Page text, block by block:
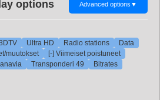
options Advanced options ▼
Ultra HD Radio stations
Data
muutokset
[-] Viimeiset poistuneet
Transponderi 49 Bitrates